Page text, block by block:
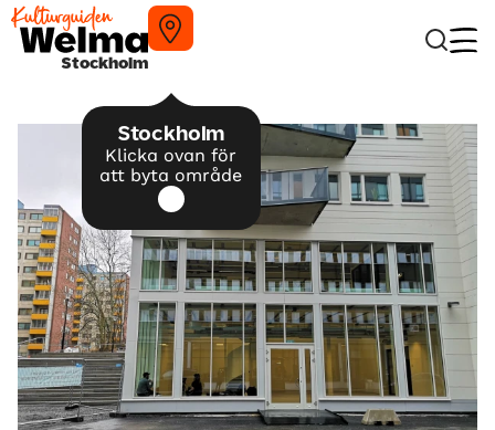
Stockholm
Stockholm
Klicka ovan för
att byta område